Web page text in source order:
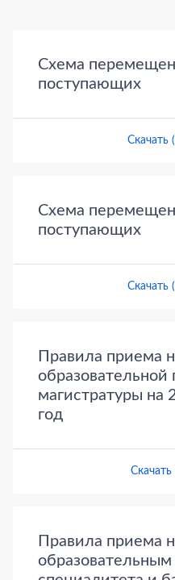
Схема
поступающих
Скачать
Схема
поступающих
Скачать
Правила приема
образовательной
магистратуры на
год
Правила приема